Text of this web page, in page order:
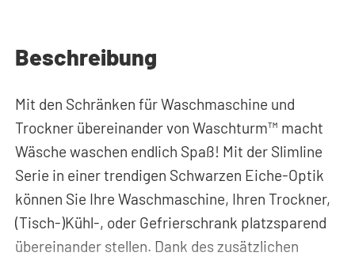
Beschreibung
Mit den Schränken für Waschmaschine und
Trockner übereinander von Waschturm™ macht
Wäsche waschen endlich Spaß! Mit der Slimline
Serie in einer trendigen Schwarzen Eiche-Optik
können Sie Ihre Waschmaschine, Ihren Trockner,
(Tisch-)Kühl-, oder Gefrierschrank platzsparend
übereinander stellen. Dank des zusätzlichen